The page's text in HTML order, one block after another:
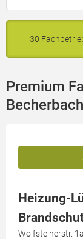
30
Premium
Becherbach
Heizung-
Wolfsteinerstr.